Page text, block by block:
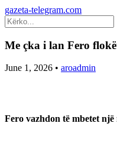
gazeta-telegram.com
Me çka i lan Fero
June 1, 2026 • aroadmin
Fero vazhdon të mbetet